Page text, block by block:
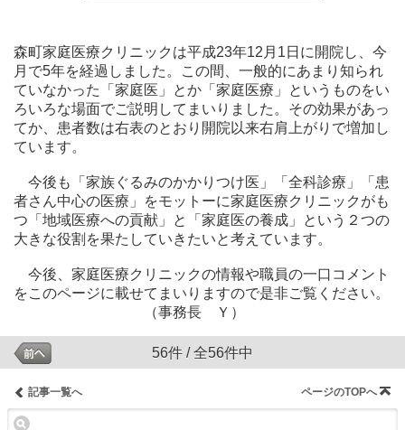
森町家庭医療クリニックは平成23年12 月 1 日に開院し、今
月で5年を経過しました。この間、一般的にあまり知られ
ていなかった「家庭医」とか「家庭医療」というものをい
ろいろな場面でご説明してまいりました。その効果があっ
てか、患者数は右表のとおり開院以来右肩上がりで増加し
ています。
今後も「家族ぐるみのかかりつけ医」「全科診療」「患
者さん中心の医療」をモットーに家庭医療クリニックがも
つ「地域医療への貢献」と「家庭医の養成」という２つの
大きな役割を果たしていきたいと考えています。
今後、家庭医療クリニックの情報や職員の一口コメント
をこのページに載せてまいりますので是非ご覧ください。
（事務長 Ｙ）
56件 / 全56件中
記事一覧へ ページのTOPへ